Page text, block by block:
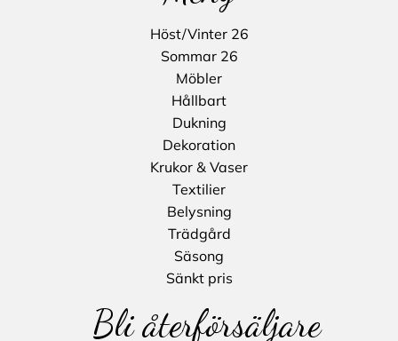
Höst/Vinter 26
Sommar 26
Möbler
Hållbart
Dukning
Dekoration
Krukor & Vaser
Textilier
Belysning
Trädgård
Säsong
Sänkt pris
Bli återförsäljare